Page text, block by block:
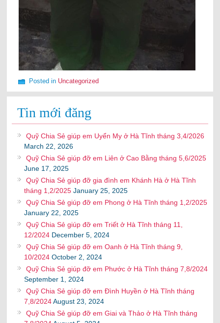
Posted in Uncategorized
Tin mới đăng
Quỹ Chia Sẻ giúp em Uyển My ở Hà Tĩnh tháng 3,4/2026
March 22, 2026
Quỹ Chia Sẻ giúp đỡ em Liên ở Cao Bằng tháng 5,6/2025
June 17, 2025
Quỹ Chia Sẻ giúp đỡ gia đình em Khánh Hà ở Hà Tĩnh
tháng 1,2/2025 January 25, 2025
Quỹ Chia Sẻ giúp đỡ em Phong ở Hà Tĩnh tháng 1,2/2025
January 22, 2025
Quỹ Chia Sẻ giúp đỡ em Triết ở Hà Tĩnh tháng 11,
12/2024 December 5, 2024
Quỹ Chia Sẻ giúp đỡ em Oanh ở Hà Tĩnh tháng 9,
10/2024 October 2, 2024
Quỹ Chia Sẻ giúp đỡ em Phước ở Hà Tĩnh tháng 7,8/2024
September 1, 2024
Quỹ Chia Sẻ giúp đỡ em Đình Huyền ở Hà Tĩnh tháng
7,8/2024 August 23, 2024
Quỹ Chia Sẻ giúp đỡ em Giai và Thảo ở Hà Tĩnh tháng